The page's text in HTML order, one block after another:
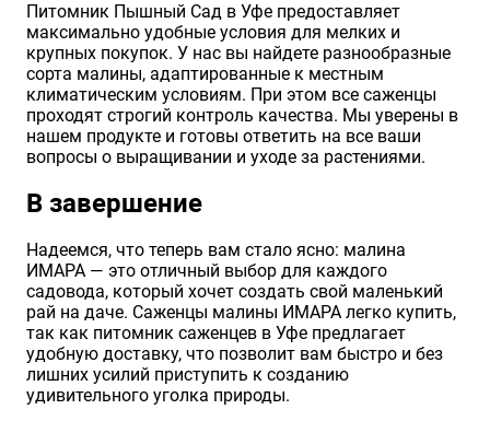
Питомник Пышный Сад в Уфе предоставляет
максимально удобные условия для мелких и
крупных покупок. У нас вы найдете разнообразные
сорта малины, адаптированные к местным
климатическим условиям. При этом все саженцы
проходят строгий контроль качества. Мы уверены в
нашем продукте и готовы ответить на все ваши
вопросы о выращивании и уходе за растениями.
В завершение
Надеемся, что теперь вам стало ясно: малина
ИМАРА — это отличный выбор для каждого
садовода, который хочет создать свой маленький
рай на даче. Саженцы малины ИМАРА легко купить,
так как питомник саженцев в Уфе предлагает
удобную доставку, что позволит вам быстро и без
лишних усилий приступить к созданию
удивительного уголка природы.